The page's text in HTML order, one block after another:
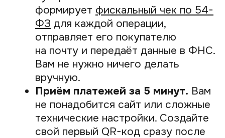
квадратный код, после чего у вас
появляется готовая форма для оплаты.
Какие преимущества даёт
бизнесу приём оплаты по QR-
Основные плюсы — это быстрое
зачисление денег на счёт и отсутствие
затрат на покупку и обслуживание
платёжных терминалов. Это удобно,